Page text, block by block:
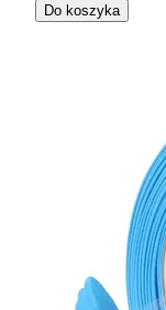
Do koszyka